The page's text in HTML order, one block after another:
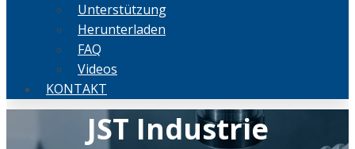
Unterstützung
Herunterladen
FAQ
Videos
KONTAKT
JST Industrie